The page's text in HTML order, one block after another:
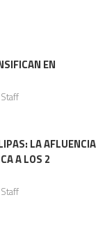
Codhet
EN
Staff
LA AFLUENCIA
A LOS 2
Staff